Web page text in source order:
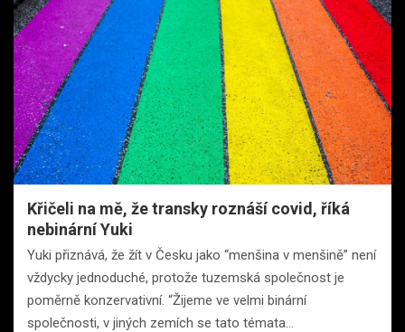
Křičeli na mě, že transky roznáší covid, říká
nebinární Yuki
Yuki přiznává, že žít v Česku jako “menšina v menšině” není
vždycky jednoduché, protože tuzemská společnost je
poměrně konzervativní. “Žijeme ve velmi binární
společnosti, v jiných zemích se tato témata…